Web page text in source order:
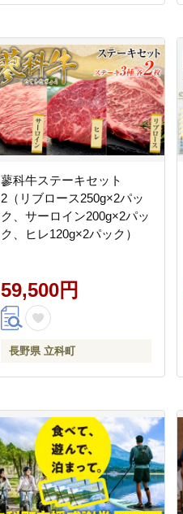
蓼科牛ステーキセット
2（リブロース250g×2パッ
ク、サーロイン200g×2パッ
ク、ヒレ120g×2パック）
59,500円
長野県 立科町